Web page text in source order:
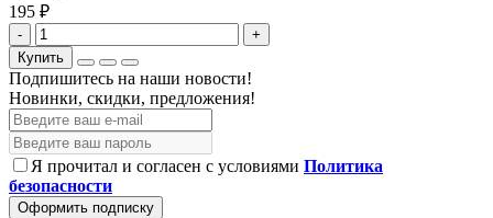
195 ₽
-
+
Купить
Подпишитесь на наши новости!
Новинки, скидки, предложения!
Я прочитал и согласен с условиями Политика
безопасности
Оформить подписку